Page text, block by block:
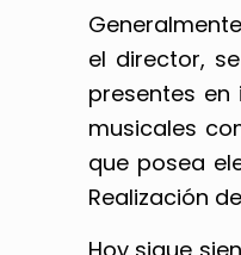
el director,
presentes
musicales
que posea
Realización